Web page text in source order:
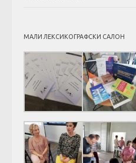
МАЛИ ЛЕКСИКОГРАФСКИ САЛОН